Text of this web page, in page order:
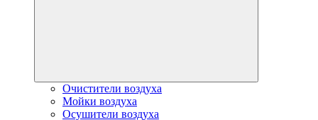
Очистители воздуха
Мойки воздуха
Осушители воздуха